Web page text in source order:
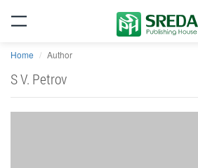
Home Author
S V. Petrov